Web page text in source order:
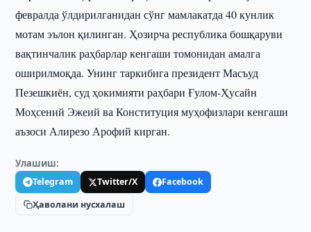
февралда ўлдирилганидан сўнг мамлакатда 40 кунлик
мотам эълон қилинган. Ҳозирча республика бошқаруви
вақтинчалик раҳбарлар кенгаши томонидан амалга
оширилмоқда. Унинг таркибига президент Масъуд
Пезешкиён, суд ҳокимияти раҳбари Ғулом-Ҳусайн
Моҳсений Эжеий ва Конституция муҳофизлари кенгаши
аъзоси Алирезо Арофий кирган.
Улашиш:
Telegram Twitter/X
Facebook
Ҳаволани нусхалаш